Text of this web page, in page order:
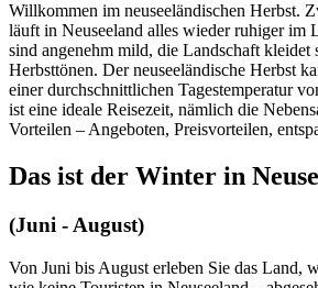
Willkommen im neuseeländischen Herbst.
läuft in Neuseeland alles wieder ruhiger im
sind angenehm mild, die Landschaft kleidet
Herbsttönen. Der neuseeländische Herbst
einer durchschnittlichen Tagestemperatur
ist eine ideale Reisezeit, nämlich die
Vorteilen – Angeboten, Preisvorteilen,
Das ist der Winter in
(Juni - August)
Von Juni bis August erleben Sie das Land,